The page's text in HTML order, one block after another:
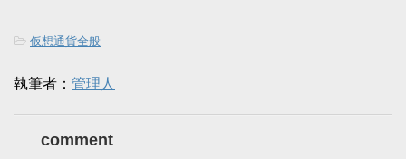
-仮想通貨全般
執筆者： 管理人
comment